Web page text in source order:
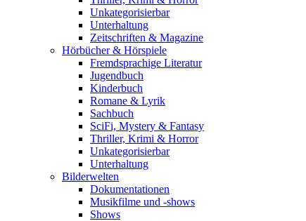
Unkategorisierbar
Unterhaltung
Zeitschriften & Magazine
Hörbücher & Hörspiele
Fremdsprachige Literatur
Jugendbuch
Kinderbuch
Romane & Lyrik
Sachbuch
SciFi, Mystery & Fantasy
Thriller, Krimi & Horror
Unkategorisierbar
Unterhaltung
Bilderwelten
Dokumentationen
Musikfilme und -shows
Shows